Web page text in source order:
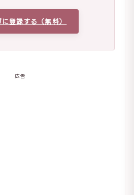
に登録する（無料）
広告